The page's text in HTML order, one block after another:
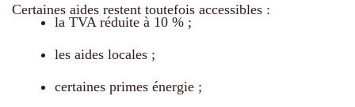
Certaines aides restent toutefois accessibles :
la TVA réduite à 10 % ;
les aides locales ;
certaines primes énergie ;